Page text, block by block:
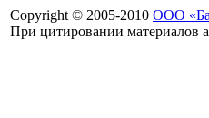
Copyright © 2005-2010 ООО
При цитировании материалов